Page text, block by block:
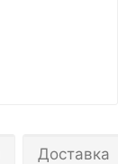
Доставка